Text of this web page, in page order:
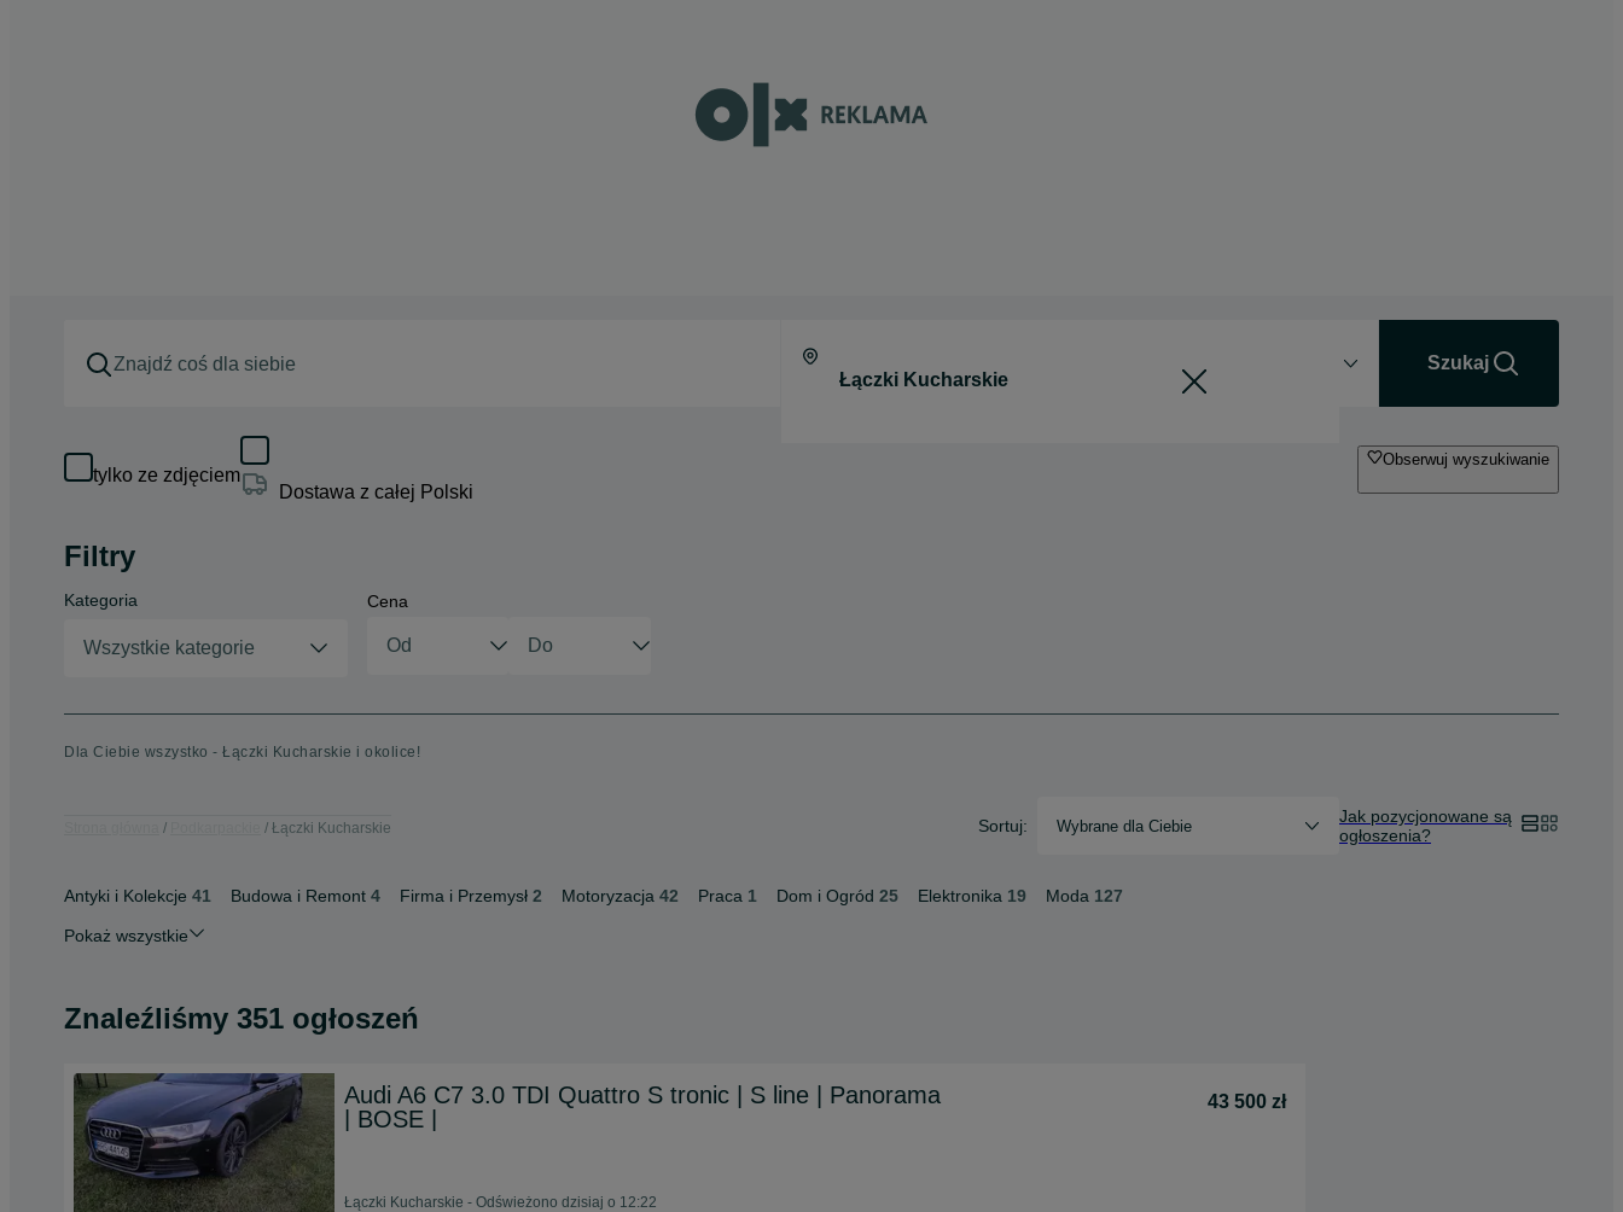
Szukaj
tylko ze zdjęciem
Dostawa z całej Polski
Obserwuj wyszukiwanie
Filtry
Kategoria
Wszystkie kategorie
Cena
Dla Ciebie wszystko - Łączki Kucharskie i okolice!
Łączki Kucharskie Sortuj: Wybrane dla Ciebie
Jak pozycjonowane są
ogłoszenia?
Antyki i Kolekcje 41 Budowa i Remont 4 Firma i Przemysł 2 Motoryzacja 42 Praca 1 Dom i Ogród 25 Elektronika 19 Moda 127
Pokaż wszystkie
Znaleźliśmy 351 ogłoszeń
Audi A6 C7 3.0 TDI Quattro S tronic | S line | Panorama
| BOSE |
43 500 zł
Łączki Kucharskie - Odświeżono dzisiaj o 12:22